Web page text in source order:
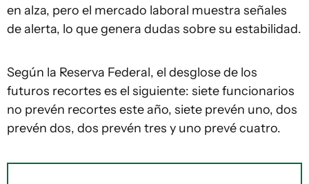
en alza, pero el mercado laboral muestra señales
de alerta, lo que genera dudas sobre su estabilidad.
Según la Reserva Federal, el desglose de los
futuros recortes es el siguiente: siete funcionarios
no prevén recortes este año, siete prevén uno, dos
prevén dos, dos prevén tres y uno prevé cuatro.